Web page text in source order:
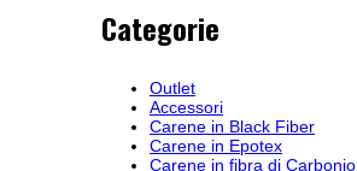
Categorie
Outlet
Accessori
Carene in Black Fiber
Carene in Epotex
Carene in fibra di Carbonio